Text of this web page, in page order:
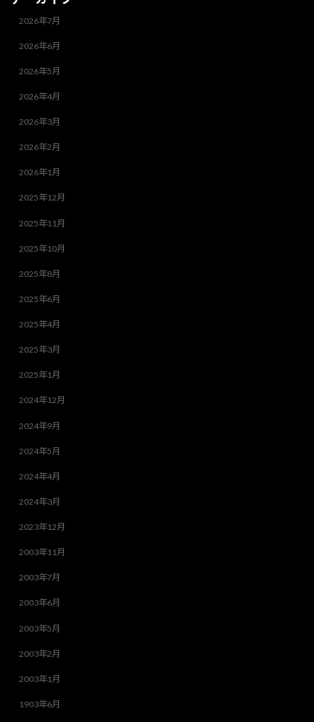
2026年7月
2026年6月
2026年5月
2026年4月
2026年3月
2026年2月
2026年1月
2025年12月
2025年11月
2025年10月
2025年8月
2025年6月
2025年4月
2025年3月
2025年1月
2024年12月
2024年9月
2024年5月
2024年4月
2024年3月
2023年12月
2003年11月
2003年7月
2003年6月
2003年5月
2003年2月
2003年1月
1903年6月